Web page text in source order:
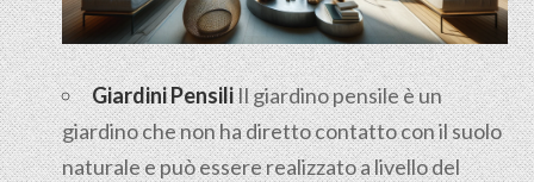
Giardini PensiliIlgiardino pensileè un
giardino che non ha diretto contatto con il suolo
naturale e può essere realizzato a livello del